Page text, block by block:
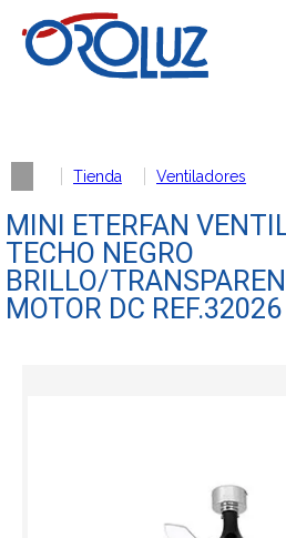
Tienda Ventiladores
MINI ETERFAN
TECHO NEGRO
BRILLO/
MOTOR DC REF.32026